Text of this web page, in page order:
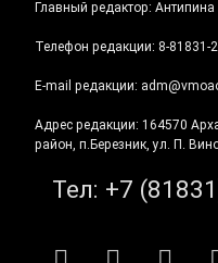
Главный редактор:
Телефон редакции: 8-81831-
E-mail редакции:
Адрес редакции: 164570
район, п.Березник, ул. П.
Тел: +7